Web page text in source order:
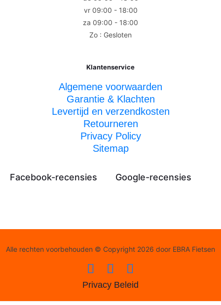
vr 09:00 - 18:00
za 09:00 - 18:00
Zo : Gesloten
Klantenservice
Algemene voorwaarden
Garantie & Klachten
Levertijd en verzendkosten
Retourneren
Privacy Policy
Sitemap
Facebook-recensies Google-recensies
Alle rechten voorbehouden © Copyright 2026 door EBRA Fietsen
Privacy Beleid